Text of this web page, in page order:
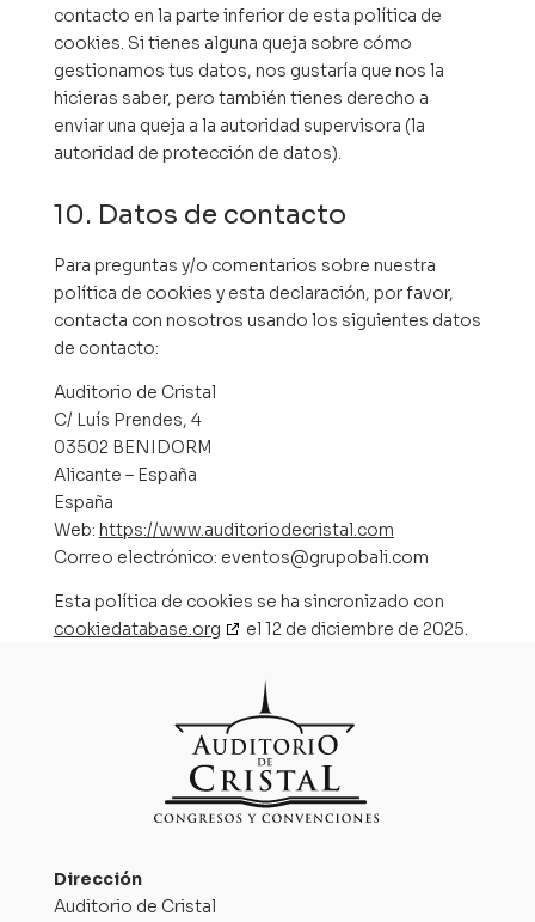
contacto en la parte inferior de esta política de
cookies. Si tienes alguna queja sobre cómo
gestionamos tus datos, nos gustaría que nos la
hicieras saber, pero también tienes derecho a
enviar una queja a la autoridad supervisora (la
autoridad de protección de datos).
10. Datos de contacto
Para preguntas y/o comentarios sobre nuestra
política de cookies y esta declaración, por favor,
contacta con nosotros usando los siguientes datos
de contacto:
Auditorio de Cristal
C/ Luís Prendes, 4
03502 BENIDORM
Alicante – España
España
Web: https://www.auditoriodecristal.com
Correo electrónico: eventos@grupobali.com
Esta política de cookies se ha sincronizado con
cookiedatabase.org
el 12 de diciembre de 2025.
Dirección
Auditorio de Cristal